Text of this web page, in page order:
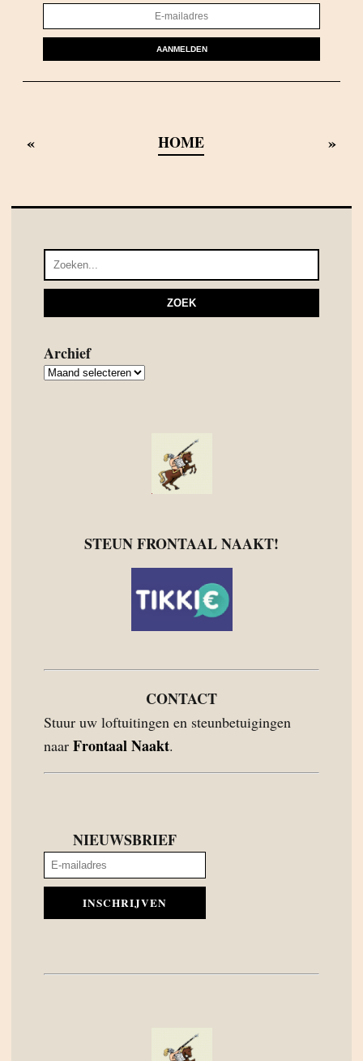
AANMELDEN
« HOME »
Archief
Archief
STEUN FRONTAAL NAAKT!
CONTACT
Stuur uw loftuitingen en steunbetuigingen
naar Frontaal Naakt.
NIEUWSBRIEF
INSCHRIJVEN